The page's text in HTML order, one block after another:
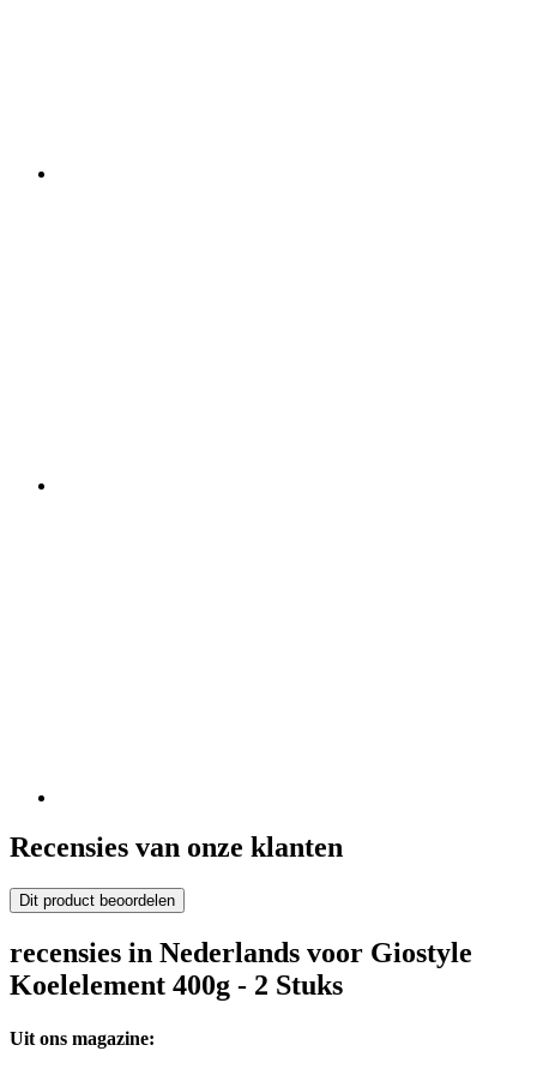
Recensies van onze klanten
Dit product beoordelen
recensies in Nederlands voor Giostyle
Koelelement 400g - 2 Stuks
Uit ons magazine: